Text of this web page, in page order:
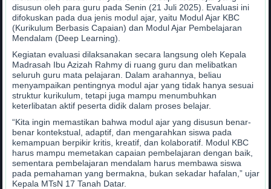
disusun oleh para guru pada Senin (21 Juli 2025). Evaluasi ini
difokuskan pada dua jenis modul ajar, yaitu Modul Ajar KBC
(Kurikulum Berbasis Capaian) dan Modul Ajar Pembelajaran
Mendalam (Deep Learning).
Kegiatan evaluasi dilaksanakan secara langsung oleh Kepala
Madrasah Ibu Azizah Rahmy di ruang guru dan melibatkan
seluruh guru mata pelajaran. Dalam arahannya, beliau
menyampaikan pentingnya modul ajar yang tidak hanya sesuai
struktur kurikulum, tetapi juga mampu menumbuhkan
keterlibatan aktif peserta didik dalam proses belajar.
“Kita ingin memastikan bahwa modul ajar yang disusun benar-
benar kontekstual, adaptif, dan mengarahkan siswa pada
kemampuan berpikir kritis, kreatif, dan kolaboratif. Modul KBC
harus mampu memetakan capaian pembelajaran dengan baik,
sementara pembelajaran mendalam harus membawa siswa
pada pemahaman yang bermakna, bukan sekadar hafalan,” ujar
Kepala MTsN 17 Tanah Datar.